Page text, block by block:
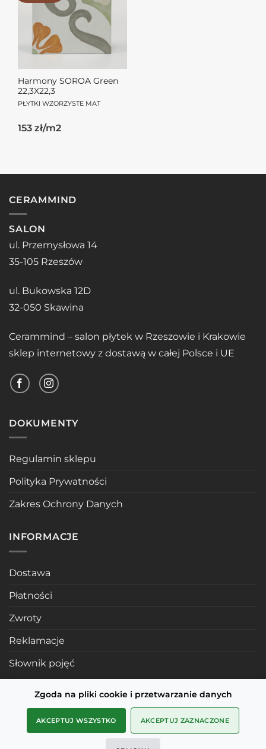
Harmony SOROA Green
22,3X22,3
PŁYTKI WZORZYSTE MAT
Pierwotna
cena
Aktualna
cena
153 zł/m2
Zgoda na pliki cookie i przetwarzanie danych
AKCEPTUJ WSZYSTKO AKCEPTUJ ZAZNACZONE
CERAMMIND
SALON
ul. Przemysłowa 14
35-105 Rzeszów
ul. Bukowska 12D
32-050 Skawina
Cerammind – salon płytek w Rzeszowie i Krakowie
sklep internetowy z dostawą w całej Polsce i UE
DOKUMENTY
Regulamin sklepu
Polityka Prywatności
Zakres Ochrony Danych
INFORMACJE
Dostawa
Płatności
Zwroty
Reklamacje
Słownik pojęć
POLECANE STRONY
Profile mosiężne